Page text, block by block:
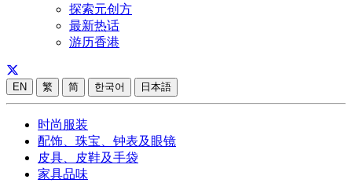
探索元创方
最新热话
游历香港
EN 繁 简 한국어 日本語
时尚服装
配饰、珠宝、钟表及眼镜
皮具、皮鞋及手袋
家具品味